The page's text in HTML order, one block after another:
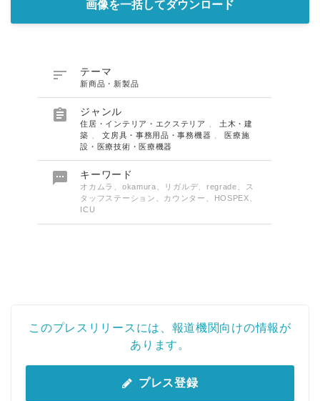
画像を一括してダウンロード
 テーマ
新商品・新製品
 ジャンル
住居・インテリア・エクステリア
土木・建
築
、文房具・事務用品・事務機器 、医療施
設・医療技術・医療機器
 キーワード
オカムラ、okamura、リガルデ、regrade、ス
タッフステーション、カウンター、HOSPEX、
ICU
このプレスリリースには、報道機関向けの情報が
あります。
プレス登録